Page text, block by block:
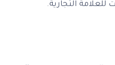
للعلامة التجارية.